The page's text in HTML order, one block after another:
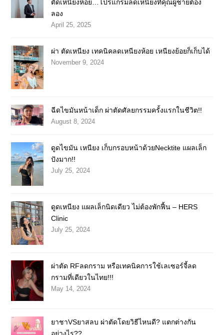
ตัดเหนียงห้อย…โปรแกรมลดเหนียงที่คุณผู้ชายต้อง
ลอง
April 25, 2025
ผ่า ตัดเหนียง เทคนิคลดเหนียงห้อย เหนียงย้อยก็เก็บได้
November 9, 2024
ฉีดไขมันหน้าเด็ก ผ่าตัดศัลยกรรมครั้งแรกในชีวิต!!
August 8, 2024
ดูดไขมัน เหนียง เก็บกรอบหน้าด้วยNecktite แผลเล็ก
ปังมาก!!
July 25, 2024
ดูดเหนียง แผลเล็กนิดเดียว ไม่ต้องพักฟื้น – HERS
Clinic
July 25, 2024
ผ่าตัด RFลดกราม หรือเทคนิคการใช้เลเซอร์จี้ลด
กรามที่เดียวในไทย!!!
May 14, 2024
ยาชาVSยาสลบ ผ่าตัดโดยวิธีไหนดี? แตกต่างกัน